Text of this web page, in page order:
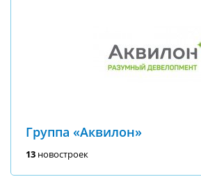
Группа «Аквилон»
13 новостроек